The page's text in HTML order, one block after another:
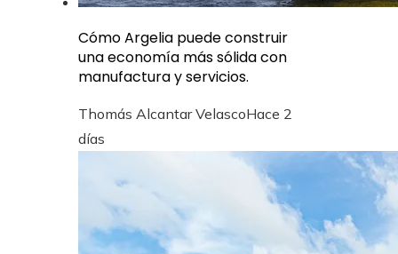
Cómo Argelia puede construir
una economía más sólida con
manufactura y servicios.
Thomás Alcantar VelascoHace 2
días